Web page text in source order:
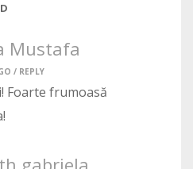
Mustafa
/ REPLY
Foarte frumoasă
gabriela